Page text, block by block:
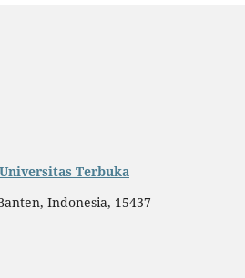
Terbuka
Indonesia, 15437